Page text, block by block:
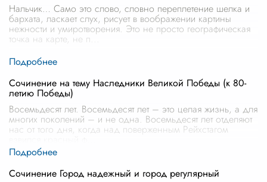
Нальчик… Само это слово, словно переплетение шелка и
бархата, ласкает слух, рисует в воображении картины
нежности и умиротворения. Это не просто географическая
точка на карте, не п
Сочинение на тему Наследники Великой Победы (к 80-
летию Победы)
Восемьдесят лет. Восемьдесят лет – это целая жизнь, а для
многих поколений – и не одна. Восемьдесят лет отделяют
нас от того дня, когда над поверженным Рейхстагом
Сочинение Город надежный и город регулярный